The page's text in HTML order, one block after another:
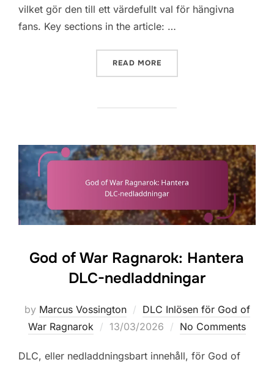
vilket gör den till ett värdefullt val för hängivna
fans. Key sections in the article: …
READ MORE
God of War Ragnarok: Hantera
DLC-nedladdningar
by Marcus Vossington
DLC Inlösen för God of
War Ragnarok
Posted
13/03/2026 No Comments
DLC, eller nedladdningsbart innehåll, för God of